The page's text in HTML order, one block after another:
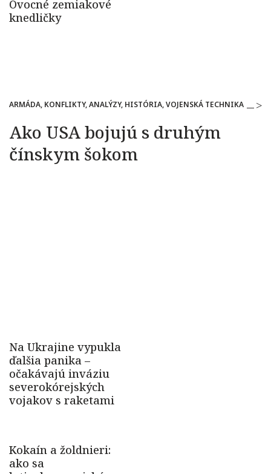
ARMÁDA, KONFLIKTY, ANALÝZY, HISTÓRIA, VOJENSKÁ TECHNIKA